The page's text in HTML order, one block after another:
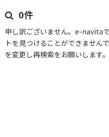
0件
申し訳ございません。e-navita
トを見つけることができません
を変更し再検索をお願いします。